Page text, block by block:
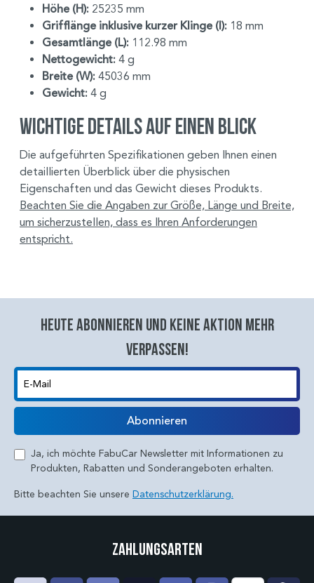
Höhe (H): 25235 mm
Grifflänge inklusive kurzer Klinge (I): 18 mm
Gesamtlänge (L): 112.98 mm
Nettogewicht: 4 g
Breite (W): 45036 mm
Gewicht: 4 g
Wichtige Details auf einen Blick
Die aufgeführten Spezifikationen geben Ihnen einen
detaillierten Überblick über die physischen
Eigenschaften und das Gewicht dieses Produkts.
Beachten Sie die Angaben zur Größe, Länge und Breite,
um sicherzustellen, dass es Ihren Anforderungen
entspricht.
Heute abonnieren und keine aktion mehr
verpassen!
E-Mail
Abonnieren
Ja, ich möchte FabuCar Newsletter mit Informationen zu
Produkten, Rabatten und Sonderangeboten erhalten.
Bitte beachten Sie unsere Datenschutzerklärung.
Zahlungsarten